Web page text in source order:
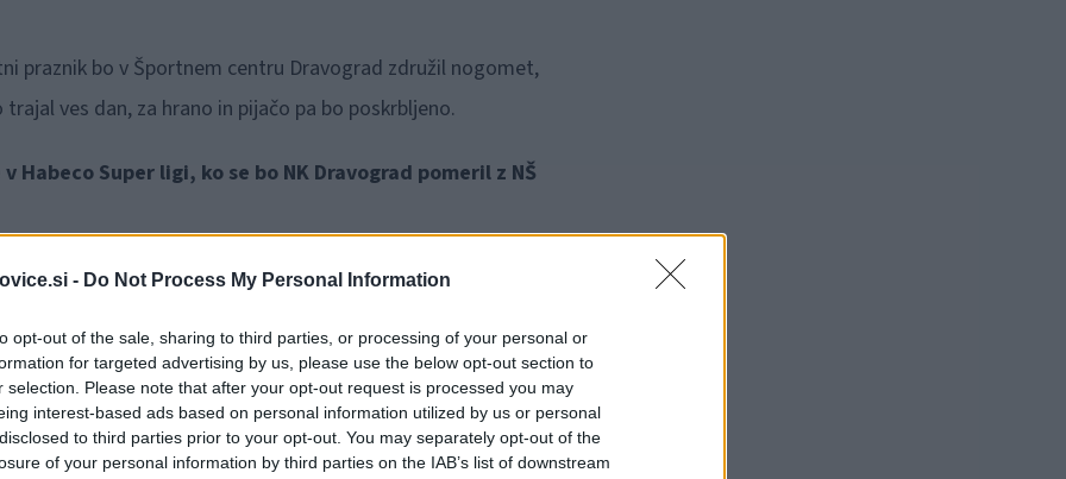
- Do Not Process My Personal Information
opt-out of the sale, sharing to third parties, or processing of your personal or
for targeted advertising by us, please use the below opt-out section to
selection. Please note that after your opt-out request is processed you may
interest-based ads based on personal information utilized by us or personal
to third parties prior to your opt-out. You may separately opt-out of the
of your personal information by third parties on the IAB’s list of downstream
praznik bo v Športnem centru Dravograd združil nogomet,
ves dan, za hrano in pijačo pa bo poskrbljeno.
Super ligi, ko se bo NK Dravograd pomeril z NŠ
Preizkusi zdaj